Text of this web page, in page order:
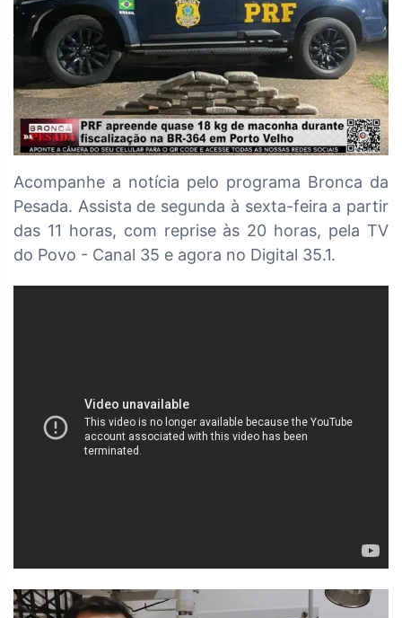
Acompanhe a notícia pelo programa Bronca da
Pesada. Assista de segunda à sexta-feira a partir
das 11 horas, com reprise às 20 horas, pela TV
do Povo - Canal 35 e agora no Digital 35.1.